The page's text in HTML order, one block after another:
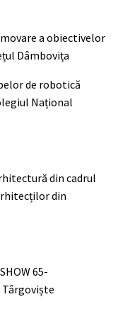
a obiectivelor
Dâmbovița
de robotică
Național
din cadrul
din
65-
Târgoviște